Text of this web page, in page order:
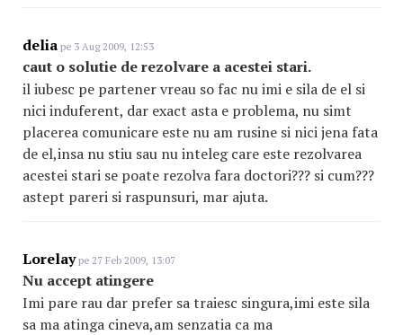
delia pe 3 Aug 2009, 12:53
caut o solutie de rezolvare a acestei stari.
il iubesc pe partener vreau so fac nu imi e sila de el si
nici induferent, dar exact asta e problema, nu simt
placerea comunicare este nu am rusine si nici jena fata
de el,insa nu stiu sau nu inteleg care este rezolvarea
acestei stari se poate rezolva fara doctori??? si cum???
astept pareri si raspunsuri, mar ajuta.
Lorelaype 27 Feb 2009, 13:07
Nu accept atingere
Imi pare rau dar prefer sa traiesc singura,imi este sila
sa ma atinga cineva,am senzatia ca ma